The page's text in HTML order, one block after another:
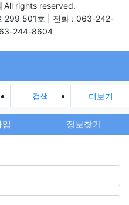
All rights reserved.
299 501호 | 전화 : 063-242-
244-8604
검색 더보기
정보찾기